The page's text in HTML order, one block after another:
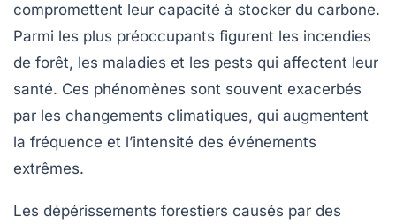
compromettent leur capacité à stocker du carbone.
Parmi les plus préoccupants figurent les incendies
de forêt, les maladies et les pests qui affectent leur
santé. Ces phénomènes sont souvent exacerbés
par les changements climatiques, qui augmentent
la fréquence et l’intensité des événements
extrêmes.
Les dépérissements forestiers causés par des